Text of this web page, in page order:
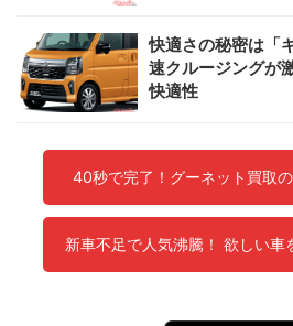
快適さの秘密は
速クルージングが
快適性
40秒で完了！グーネット買取
新車不足で人気沸騰！ 欲しい